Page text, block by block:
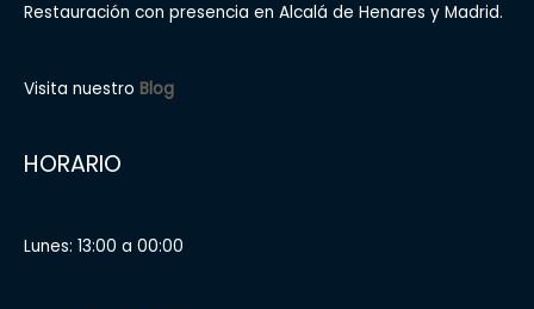
Restauración con presencia en Alcalá de Henares y Madrid.
Visita nuestro Blog
HORARIO
Lunes: 13:00 a 00:00